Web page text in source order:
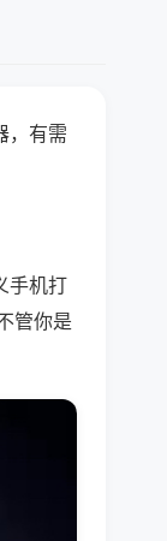
，有需
手机打
管你是